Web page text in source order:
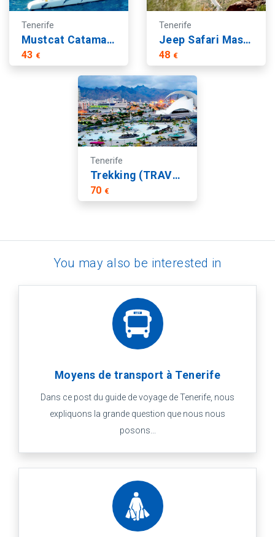
Tenerife
Mustcat Catamarán Excursion En Bateau 3 H
43 €
Tenerife
Jeep Safari Masca Départ du Nord
48 €
Tenerife
Trekking (TRAVEL Tenerife) Masca + Barco
70 €
You may also be interested in
Moyens de transport à Tenerife
Dans ce post du guide de voyage de Tenerife, nous
expliquons la grande question que nous nous
posons...